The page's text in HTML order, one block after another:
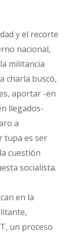
y el recorte
nacional,
militancia
charla buscó,
aportar -en
llegados-
a
tupa es ser
cuestión
socialista.
en la
un proceso